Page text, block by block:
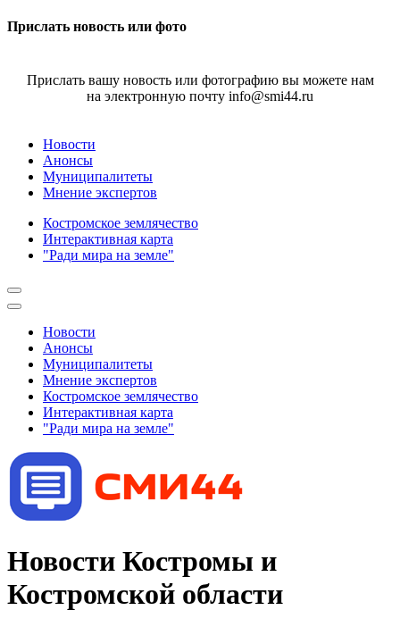
Прислать новость или фото
Прислать вашу новость или фотографию вы можете нам
на электронную почту info@smi44.ru
Новости
Анонсы
Муниципалитеты
Мнение экспертов
Костромское землячество
Интерактивная карта
"Ради мира на земле"
Новости
Анонсы
Муниципалитеты
Мнение экспертов
Костромское землячество
Интерактивная карта
"Ради мира на земле"
Новости Костромы и
Костромской области